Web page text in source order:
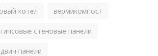
котел вермикомпост
стеновые панели
панели